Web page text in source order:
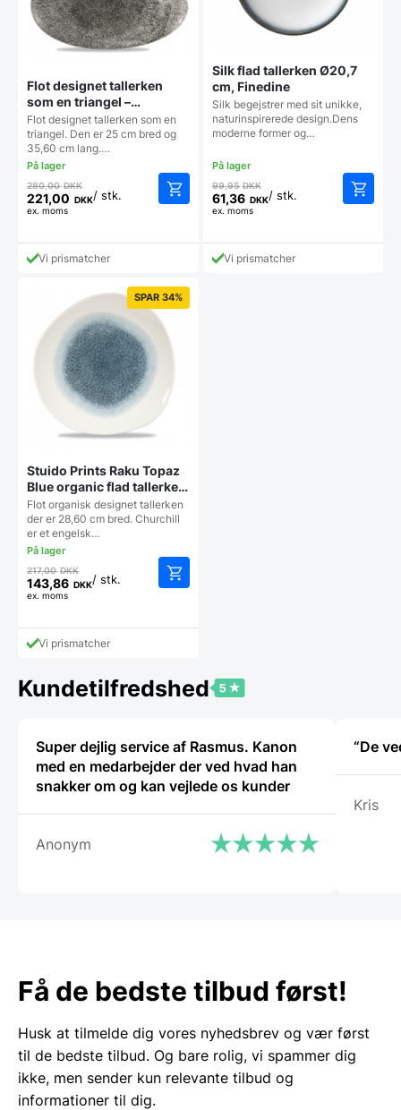
Flot designet tallerken
som en triangel –
Churchill
Flot designet tallerken som en
triangel. Den er 25 cm bred og
35,60 cm lang.…
280,00DKKDen
oprindelige
280,00 DKK.
221,00 DKK
Den
pris
er:
ex. moms
/ stk.
Vi prismatcher
Silk flad tallerken Ø20,7
cm, Finedine
Silk begejstrer med sit unikke,
naturinspirerede design.Dens
moderne former og…
99,95DKKDen
oprindelige
99,95 DKK.
61,36 DKK
Den
pris
er:
ex. moms
/ stk.
Vi prismatcher
SPAR 34%
Stuido Prints Raku Topaz
Blue organic flad tallerken
28,6 cm, Churchill
Flot organisk designet tallerken
der er 28,60 cm bred. Churchill
er et engelsk…
217,00DKKDen
oprindelige
217,00 DKK.
143,86 DKK
Den
pris
er:
ex. moms
/ stk.
Vi prismatcher
Kundetilfredshed
Super dejlig service af Rasmus. Kanon
med en medarbejder der ved hvad han
snakker om og kan vejlede os kunder
Anonym
“De
Kris
Få de bedste tilbud først!
Husk at tilmelde dig vores nyhedsbrev og vær først
til de bedste tilbud. Og bare rolig, vi spammer dig
ikke, men sender kun relevante tilbud og
informationer til dig.